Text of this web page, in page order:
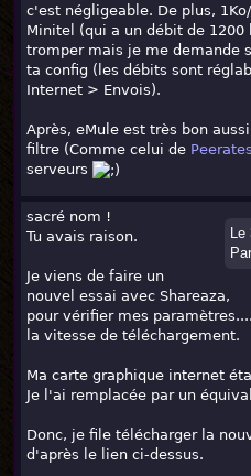
c'est négligeable. De plus,
Minitel (qui a un débit de
tromper mais je me demande
ta config (les débits sont
Internet > Envois).
Après, eMule est très bon
filtre (Comme celui de
serveurs
Le
Par
sacré nom !
Tu avais raison.
Je viens de faire un
nouvel essai avec Shareaza,
pour vérifier mes
la vitesse de téléchargement.
Ma carte graphique internet
Je l'ai remplacée par un
Donc, je file télécharger la
d'après le lien ci-dessus.